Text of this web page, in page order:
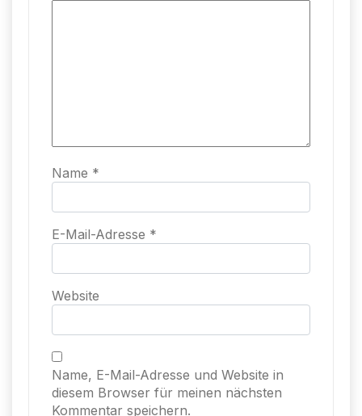
Name *
E-Mail-Adresse *
Website
Name, E-Mail-Adresse und Website in
diesem Browser für meinen nächsten
Kommentar speichern.